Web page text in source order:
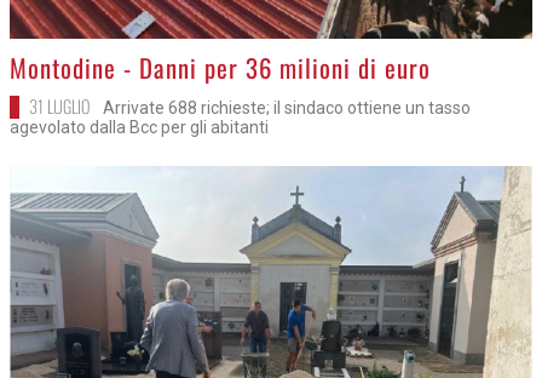
>Montodine - Danni per 36 milioni di euro
31 LUGLIO
Arrivate 688 richieste; il sindaco ottiene un tasso
agevolato dalla Bcc per gli abitanti